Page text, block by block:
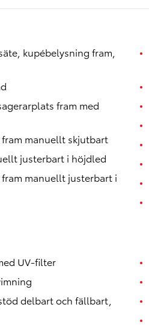
kupébelysning fram,
fram med
fram manuellt skjutbart
justerbart i höjdled
fram manuellt justerbart i
UV-filter
delbart och fällbart,